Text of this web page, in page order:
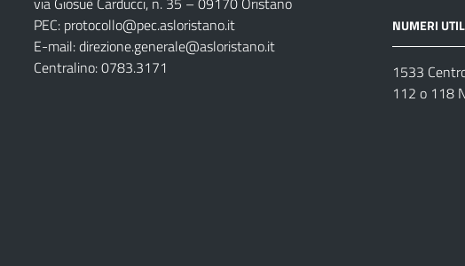
PEC: protocollo@pec.asloristano.it
E-mail:direzione.generale@asloristano.it
Centralino: 0783.3171
NUMERI
1533
112 o 118